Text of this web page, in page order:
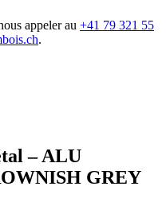
appeler au +41 79 321 55
.
– ALU
GREY